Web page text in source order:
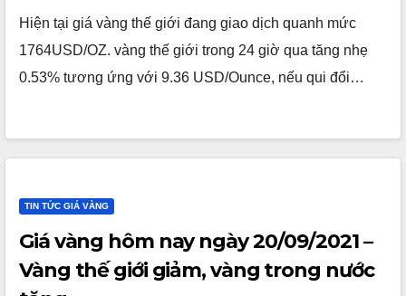
Hiện tại giá vàng thế giới đang giao dịch quanh mức
1764USD/OZ. vàng thế giới trong 24 giờ qua tăng nhẹ
0.53% tương ứng với 9.36 USD/Ounce, nếu qui đổi…
TIN TỨC GIÁ VÀNG
Giá vàng hôm nay ngày 20/09/2021 –
Vàng thế giới giảm, vàng trong nước